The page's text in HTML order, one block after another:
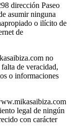
dirección Paseo
asumir ninguna
o ilícito de
de
no
de veracidad,
o informaciones
legal de ningún
con carácter